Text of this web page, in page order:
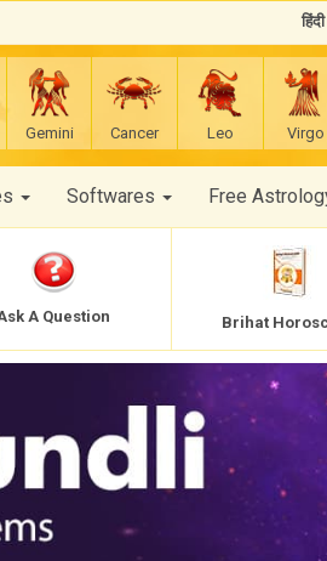
हिंदी
Gemini Cancer Leo Virgo
Softwares Free
A Question Brihat